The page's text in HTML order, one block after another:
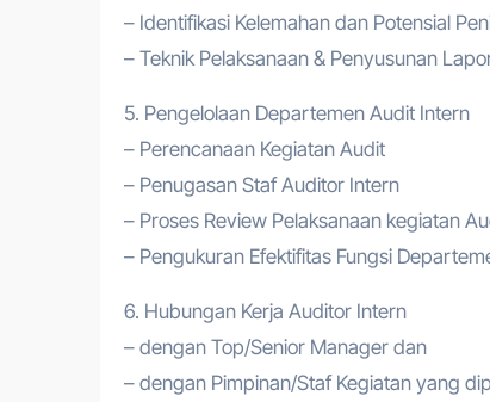
– Identifikasi Kelemahan dan Potensial
– Teknik Pelaksanaan & Penyusunan
5. Pengelolaan Departemen Audit Intern
– Perencanaan Kegiatan Audit
– Penugasan Staf Auditor Intern
– Proses Review Pelaksanaan kegiatan
– Pengukuran Efektifitas Fungsi
6. Hubungan Kerja Auditor Intern
– dengan Top/Senior Manager dan
– dengan Pimpinan/Staf Kegiatan yang